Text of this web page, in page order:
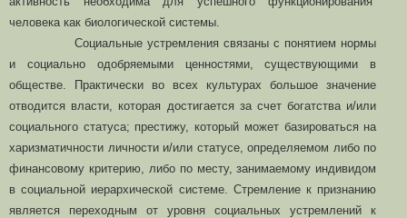
человека как биологической системы.
Социальные устремления связаны с понятием нормы
и социально одобряемыми ценностями, существующими в
обществе. Практически во всех культурах большое значение
отводится власти, которая достигается за счет богатства и/или
социального статуса; престижу, который может базироваться на
харизматичности личности и/или статусе, определяемом либо по
финансовому критерию, либо по месту, занимаемому индивидом
в социальной иерархической системе. Стремление к признанию
является переходным от уровня социальных устремлений к